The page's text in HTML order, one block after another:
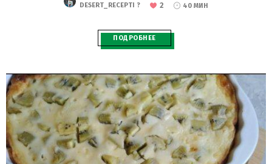
DESERT_RECEPTI ? 2 40 МИН
ПОДРОБНЕЕ